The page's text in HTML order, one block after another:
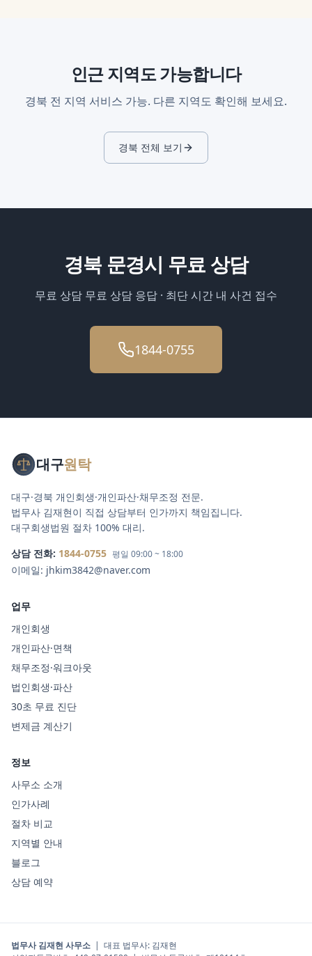
인근 지역도 가능합니다
경북 전 지역 서비스 가능. 다른 지역도 확인해 보세요.
경북 전체 보기
경북 문경시 무료 상담
무료 상담 무료 상담 응답 · 최단 시간 내 사건 접수
1844-0755
대구원탁
대구·경북 개인회생·개인파산·채무조정 전문.
법무사 김재현이 직접 상담부터 인가까지 책임집니다.
대구회생법원 절차 100% 대리.
상담 전화: 1844-0755 평일 09:00 ~ 18:00
이메일: jhkim3842@naver.com
업무
개인회생
개인파산·면책
채무조정·워크아웃
법인회생·파산
30초 무료 진단
변제금 계산기
정보
사무소 소개
인가사례
절차 비교
지역별 안내
블로그
상담 예약
법무사 김재현 사무소 | 대표 법무사: 김재현